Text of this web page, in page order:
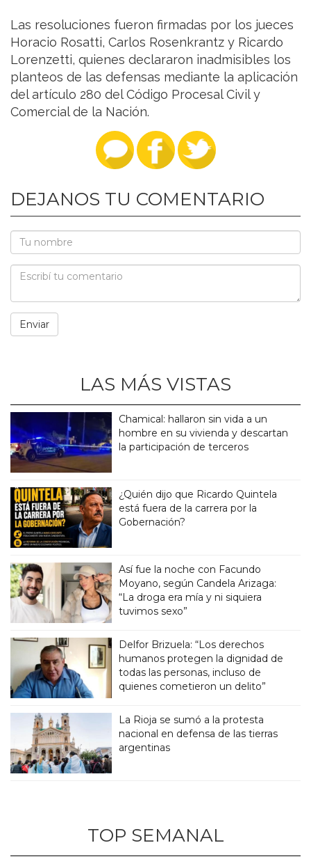
Las resoluciones fueron firmadas por los jueces
Horacio Rosatti, Carlos Rosenkrantz y Ricardo
Lorenzetti, quienes declararon inadmisibles los
planteos de las defensas mediante la aplicación
del artículo 280 del Código Procesal Civil y
Comercial de la Nación.
DEJANOS TU COMENTARIO
LAS MÁS VISTAS
Chamical: hallaron sin vida a un
hombre en su vivienda y descartan
la participación de terceros
¿Quién dijo que Ricardo Quintela
está fuera de la carrera por la
Gobernación?
Así fue la noche con Facundo
Moyano, según Candela Arizaga:
“La droga era mía y ni siquiera
tuvimos sexo”
Delfor Brizuela: “Los derechos
humanos protegen la dignidad de
todas las personas, incluso de
quienes cometieron un delito”
La Rioja se sumó a la protesta
nacional en defensa de las tierras
argentinas
TOP SEMANAL